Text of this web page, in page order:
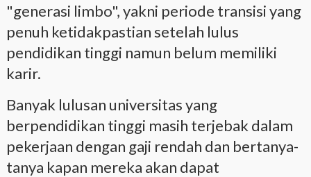
"generasi limbo", yakni periode transisi yang
penuh ketidakpastian setelah lulus
pendidikan tinggi namun belum memiliki
karir.
Banyak lulusan universitas yang
berpendidikan tinggi masih terjebak dalam
pekerjaan dengan gaji rendah dan bertanya-
tanya kapan mereka akan dapat